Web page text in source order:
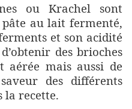
ou Krachel sont
pâte au lait fermenté,
et son acidité
des brioches
mais aussi de
des différents
la recette.